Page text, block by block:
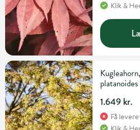
Klik &
1.649 kr.
Få